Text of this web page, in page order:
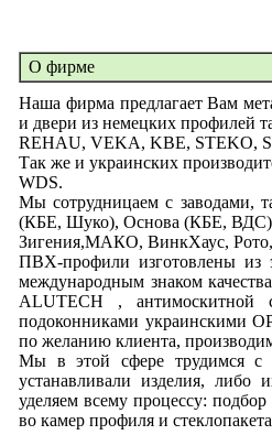
О фирме
Наша фирма предлагает Вам
и двери из немецких профилей
REHAU, VEKA, KBE, STEKO,
Так же и украинских
WDS.
Мы сотрудницаем с заводами,
(КБЕ, Шуко), Основа (КБЕ, ВДС).
Зигения,МАКО, ВинкХаус,
ПВХ-профили изготовлены из
международным знаком
ALUTECH , антимоскитной
подоконниками украинскими
по желанию клиента,
Мы в этой сфере трудимся
устанавливали изделия,
уделяем всему процессу:
во камер профиля и